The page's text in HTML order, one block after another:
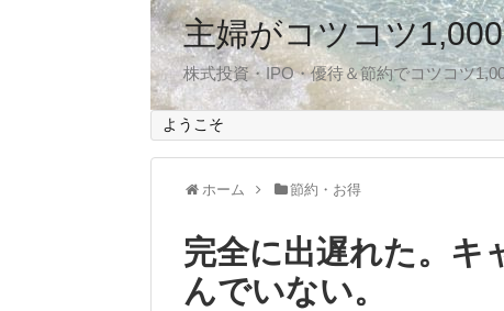
主婦がコツコツ
株式投資・IPO・優待＆節約でコツコツ
ようこそ
ホーム 節約・お得
完全に出遅れた。キ
んでいない。